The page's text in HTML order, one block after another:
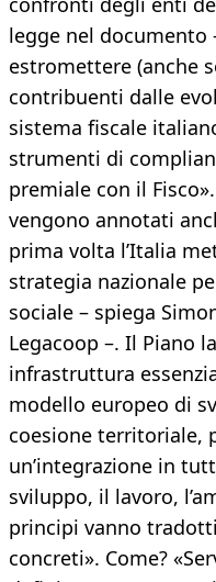
legge nel documento
estromettere (anche
contribuenti dalle
sistema fiscale
strumenti di
premiale con il
vengono annotati
prima volta l’Italia
strategia nazionale
sociale – spiega
Legacoop –. Il Piano
infrastruttura
modello europeo di
coesione territoriale,
un’integrazione in
sviluppo, il lavoro,
principi vanno
concreti». Come?